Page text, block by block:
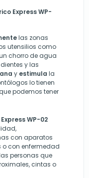
Express WP-
las zonas
utensilios como
chorro de agua
y las
y estimula la
lo tienen
podemos tener
WP-02
con aparatos
o con enfermedad
personas que
cintas o